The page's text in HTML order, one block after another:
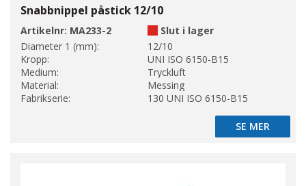
Snabbnippel påstick 12/10
Artikelnr: MA233-2
Slut i lager
Diameter 1 (mm):
12/10
Kropp:
UNI ISO 6150-B15
Medium:
Tryckluft
Material:
Messing
Fabrikserie:
130 UNI ISO 6150-B15
SE MER
SE MER